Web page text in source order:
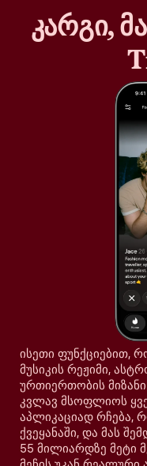
კარგი,
ისეთი ფუნქციებით,
მუსიკის რეჟიმი,
ურთიერთობის
კვლავ მსოფლიოს
აპლიკაციად რჩება,
ქვეყანაში, და მას
55 მილიარდზე მეტი